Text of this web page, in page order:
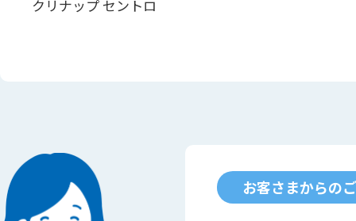
クリナップ セントロ
お客さまからの